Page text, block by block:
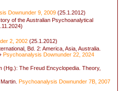
Downunder 9, 2009(25.1.2012)
of the Australian Psychoanalytical
2, 2002(25.1.2012)
Bd. 2: America, Asia, Australia.
Psychoanalysis Downunder 22, 2024
(Hg.): The Freud Encyclopedia. Theory,
Psychoanalysis Downunder 7B, 2007